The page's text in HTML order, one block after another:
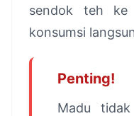
sendok teh ke
konsumsi
Penting!
Madu